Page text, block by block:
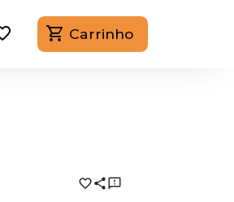
Carrinho